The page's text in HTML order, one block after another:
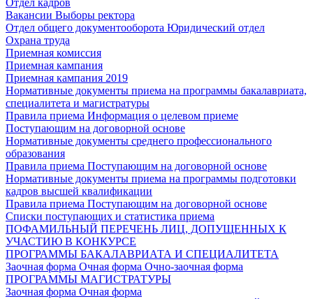
Вакансии Выборы ректора
Отдел общего документооборота Юридический отдел
Охрана труда
Приемная комиссия
Приемная кампания
Приемная кампания 2019
Нормативные документы приема на программы бакалавриата,
специалитета и магистратуры
Правила приема Информация о целевом приеме
Поступающим на договорной основе
Нормативные документы среднего профессионального
образования
Правила приема Поступающим на договорной основе
Нормативные документы приема на программы подготовки
кадров высшей квалификации
Правила приема Поступающим на договорной основе
Списки поступающих и статистика приема
ПОФАМИЛЬНЫЙ ПЕРЕЧЕНЬ ЛИЦ, ДОПУЩЕННЫХ К
УЧАСТИЮ В КОНКУРСЕ
ПРОГРАММЫ БАКАЛАВРИАТА И СПЕЦИАЛИТЕТА
Заочная форма Очная форма Очно-заочная форма
ПРОГРАММЫ МАГИСТРАТУРЫ
Заочная форма Очная форма